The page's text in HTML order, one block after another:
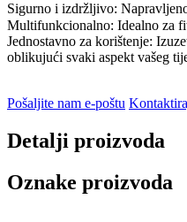
Sigurno i izdržljivo:
Multifunkcionalno: Idealno za
Jednostavno za korištenje:
oblikujući svaki aspekt vašeg
Pošaljite nam e-poštu
Detalji proizvoda
Oznake proizvoda